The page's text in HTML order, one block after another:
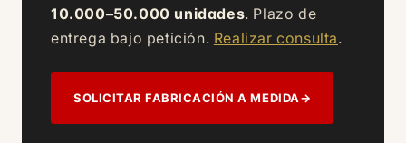
10.000–50.000 unidades. Plazo de
entrega bajo petición. Realizar consulta.
SOLICITAR FABRICACIÓN A MEDIDA→